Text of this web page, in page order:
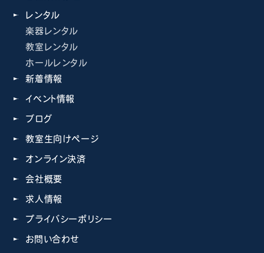
レンタル
楽器レンタル
教室レンタル
ホールレンタル
新着情報
イベント情報
ブログ
教室生向けページ
オンライン決済
会社概要
求人情報
プライバシーポリシー
お問い合わせ